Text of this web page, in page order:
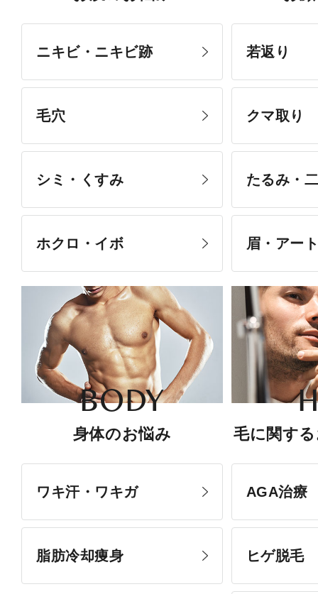
ニキビ・ニキビ跡
毛穴
シミ・くすみ
ホクロ・イボ
若返り
クマ取り
たるみ・
眉・アー
BODY
身体のお悩み
ワキ汗・ワキガ
脂肪冷却痩身
毛に関す
AGA治療
ヒゲ脱毛